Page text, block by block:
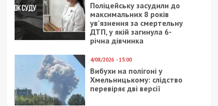
Поліцейську засудили до
максимальних 8 років
ув’язнення за смертельну
ДТП, у якій загинула 6-
річна дівчинка
4/08/2026 - 15:00
Вибухи на полігоні у
Хмельницькому: слідство
перевіряє дві версії